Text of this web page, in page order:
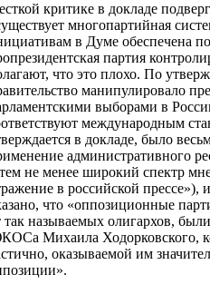
критике в докладе
многопартийная
в Думе обеспечена
партия
что это плохо. По
манипулировало
выборами в
международным
в докладе, было
административного
не менее широкий спектр
в российской прессе»),
что «оппозиционные
так называемых олигархов,
Михаила Ходорковского,
оказываемой им